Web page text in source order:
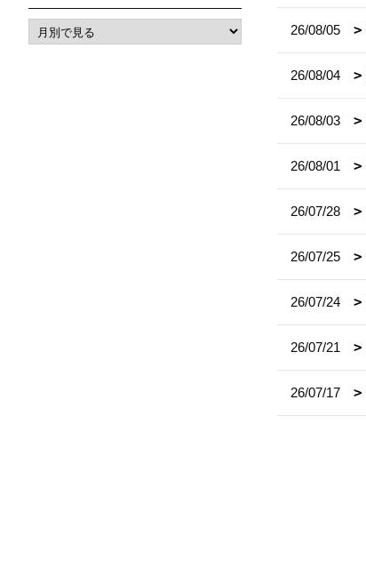
26/08/05
26/08/04
26/08/03
26/08/01
26/07/28
26/07/25
26/07/24
26/07/21
26/07/17